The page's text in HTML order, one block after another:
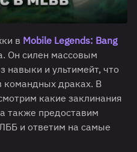
в Mobile Legends: Bang
Он силен массовым
навыки и ультимейт, что
командных драках. В
какие заклинания
также предоставим
и ответим на самые